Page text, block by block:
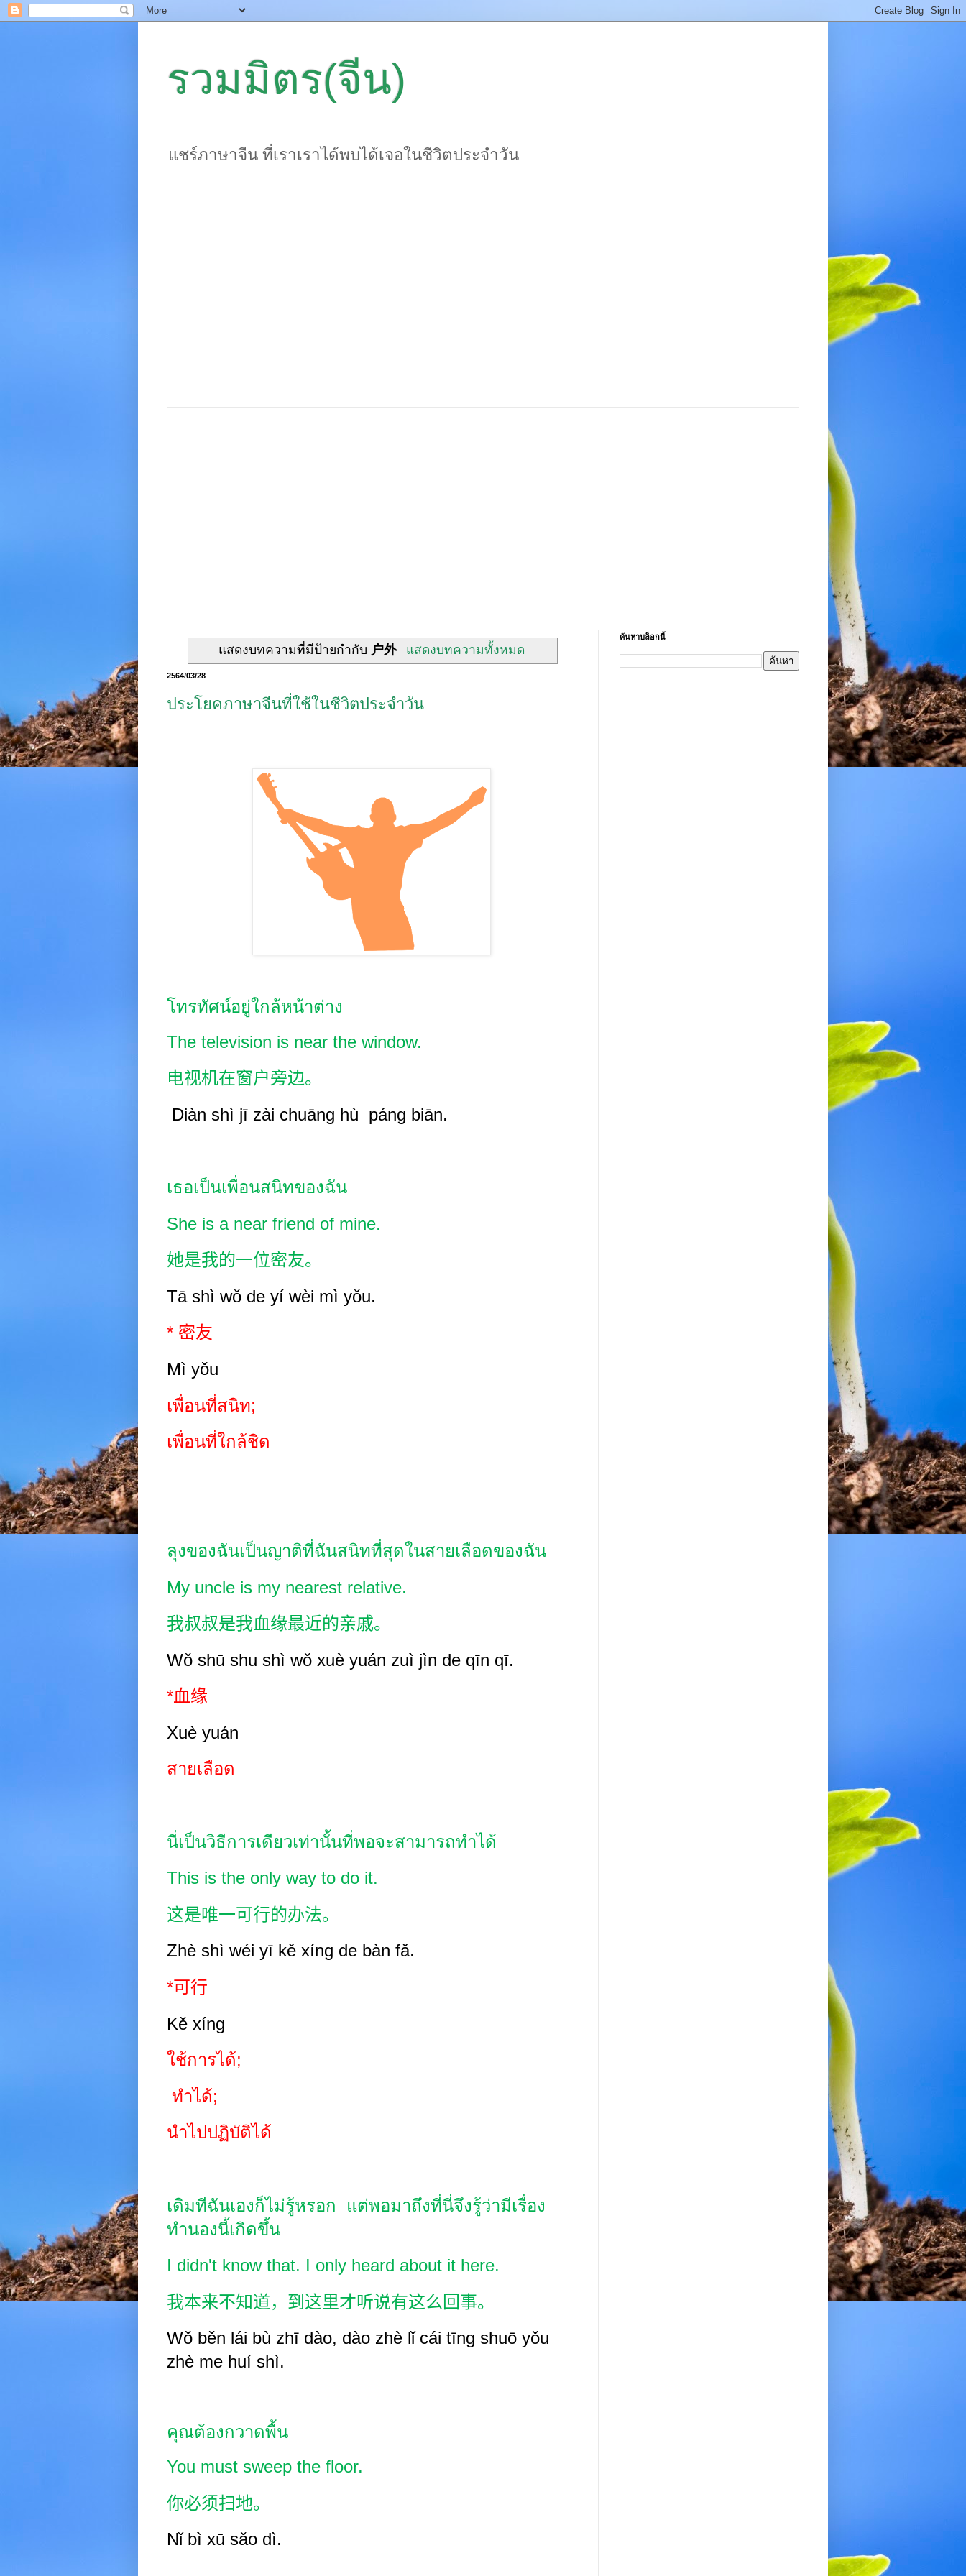
รวมมิตร(จีน)
แชร์ภาษาจีน ที่เราเราได้พบได้เจอในชีวิตประจำวัน
แสดงบทความที่มีป้ายกำกับ 户外 แสดงบทความทั้งหมด
2564/03/28
ประโยคภาษาจีนที่ใช้ในชีวิตประจำวัน
โทรทัศน์อยู่ใกล้หน้าต่าง
The television is near the window.
电视机在窗户旁边。
Diàn shì jī zài chuāng hù páng biān.
เธอเป็นเพื่อนสนิทของฉัน
She is a near friend of mine.
她是我的一位密友。
Tā shì wǒ de yí wèi mì yǒu.
* 密友
Mì yǒu
เพื่อนที่สนิท;
เพื่อนที่ใกล้ชิด
ลุงของฉันเป็นญาติที่ฉันสนิทที่สุดในสายเลือดของฉัน
My uncle is my nearest relative.
我叔叔是我血缘最近的亲戚。
Wǒ shū shu shì wǒ xuè yuán zuì jìn de qīn qī.
*血缘
Xuè yuán
สายเลือด
นี่เป็นวิธีการเดียวเท่านั้นที่พอจะสามารถทำได้
This is the only way to do it.
这是唯一可行的办法。
Zhè shì wéi yī kě xíng de bàn fǎ.
*可行
Kě xíng
ใช้การได้;
ทำได้;
นำไปปฏิบัติได้
เดิมทีฉันเองก็ไม่รู้หรอก
แต่พอมาถึงที่นี่จึงรู้ว่ามีเรื่อง
ทำนองนี้เกิดขึ้น
I didn't know that. I only heard about it here.
我本来不知道，到这里才听说有这么回事。
Wǒ běn lái bù zhī dào, dào zhè lǐ cái tīng shuō yǒu
zhè me huí shì.
คุณต้องกวาดพื้น
You must sweep the floor.
你必须扫地。
Nǐ bì xū sǎo dì.
ค้นหาบล็อกนี้